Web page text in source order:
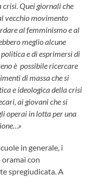
Quei giornali che
vecchio movimento
alfemminismo e al
meglio alcune
e di esprimersi di
è possibilericercare
di massa che si
e ideologica della crisi
ai giovaniche si
operai in lotta per una
in generale, i
con
spregiudicata. A